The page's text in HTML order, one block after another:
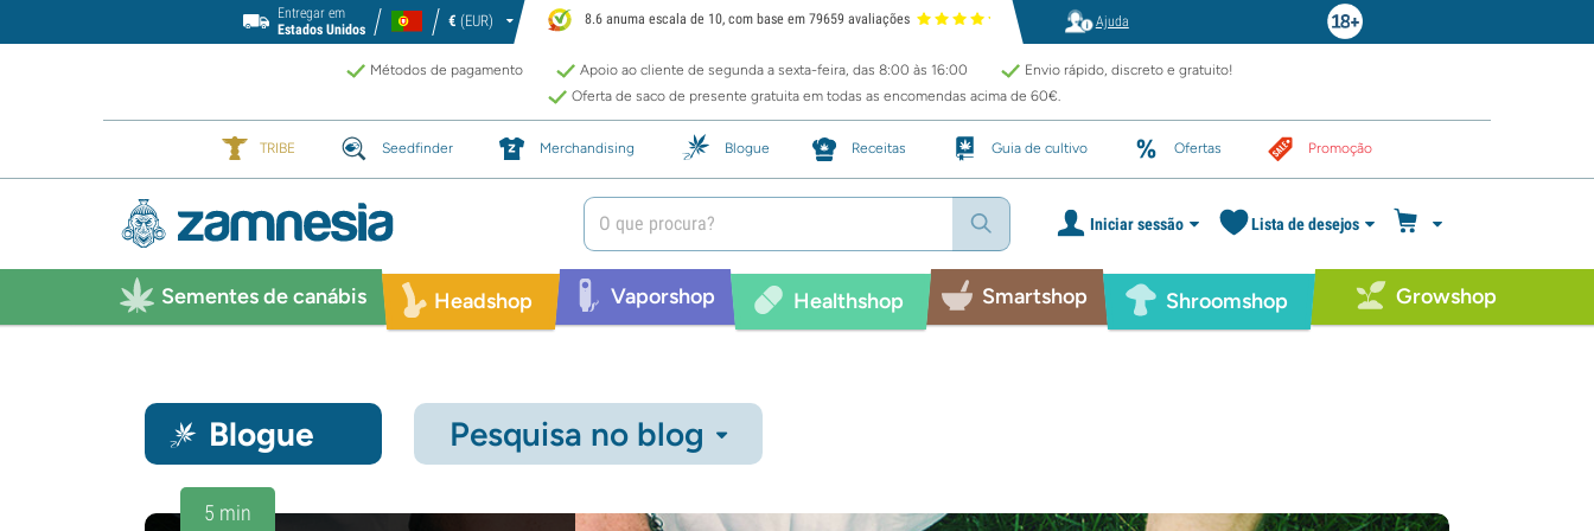
Entregar em
Estados Unidos
€ (EUR) 8.6 anuma escala de 10, com base em 79659 avaliações Ajuda
Métodos de pagamento Apoio ao cliente de segunda a sexta-feira, das 8:00 às 16:00
Envio rápido, discreto e gratuito!
Oferta de saco de presente gratuita em todas as encomendas acima de 60€.
TRIBE Seedfinder Merchandising Blogue Receitas Guia de cultivo Ofertas Promoção
Iniciar sessão Lista de desejos
Sementes de canábis Headshop Vaporshop Healthshop Smartshop Shroomshop Growshop
Blogue Pesquisa no blog
5 min